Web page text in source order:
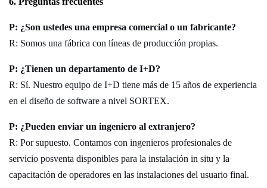
P: ¿Son ustedes una empresa comercial o un fabricante?
R: Somos una fábrica con líneas de producción propias.
P: ¿Tienen un departamento de I+D?
R: Sí. Nuestro equipo de I+D tiene más de 15 años de experiencia
en el diseño de software a nivel SORTEX.
P: ¿Pueden enviar un ingeniero al extranjero?
R: Por supuesto. Contamos con ingenieros profesionales de
servicio posventa disponibles para la instalación in situ y la
capacitación de operadores en las instalaciones del usuario final.